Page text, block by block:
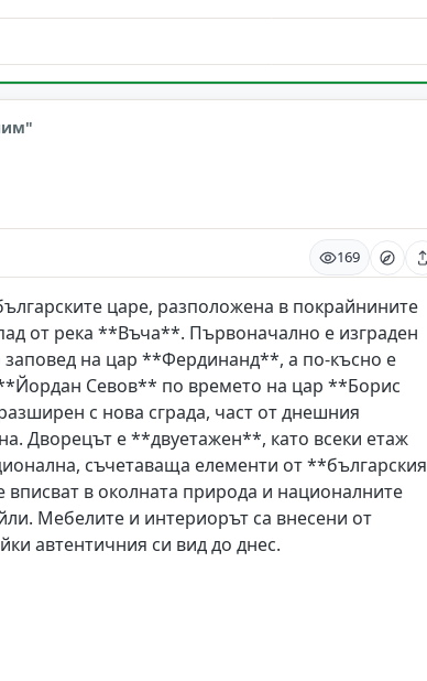
169
царе, разположена в покрайнините
от река **Въча**. Първоначално е изграден
на цар **Фердинанд**, а по-късно е
Севов** по времето на цар **Борис
с нова сграда, част от днешния
Дворецът е **двуетажен**, като всеки етаж
съчетаваща елементи от **българския
в околната природа и националните
Мебелите и интериорът са внесени от
автентичния си вид до днес.